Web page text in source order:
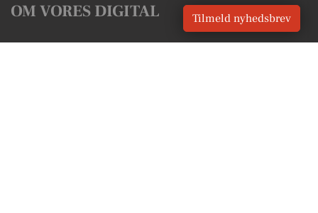
OM VORES DIGITAL Tilmeld nyhedsbrev